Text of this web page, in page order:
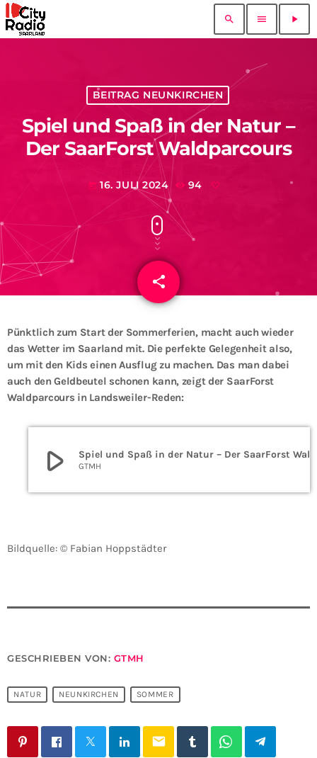
search menu play_arrow
BEITRAG NEUNKIRCHEN
Spiel und Spaß in der Natur –
Der SaarForst Waldparcours
today 16. JULI 2024 94
share
email
Pünktlich zum Start der Sommerferien, macht auch wieder
das Wetter im Saarland mit. Die perfekte Gelegenheit also,
um mit den Kids einen Ausflug zu machen. Das man dabei
auch den Geldbeutel schonen kann, zeigt der SaarForst
Waldparcours in Landsweiler-Reden:
play_arrow GTMH
Bildquelle: © Fabian Hoppstädter
GESCHRIEBEN VON: GTMH
NATUR NEUNKIRCHEN SOMMER
email